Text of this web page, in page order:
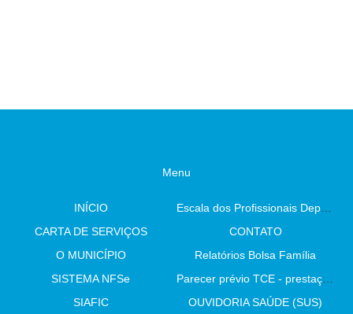
Menu
INÍCIO
Escala dos Profissionais Departamento De Saúde
CARTA DE SERVIÇOS
CONTATO
O MUNICÍPIO
Relatórios Bolsa Família
SISTEMA NFSe
Parecer prévio TCE - prestação de contas
SIAFIC
OUVIDORIA SAÚDE (SUS)